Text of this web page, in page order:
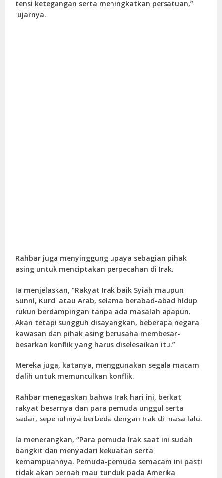
tensi ketegangan serta meningkatkan persatuan,”
ujarnya.
Rahbar juga menyinggung upaya sebagian pihak
asing untuk menciptakan perpecahan di Irak.
Ia menjelaskan, “Rakyat Irak baik Syiah maupun
Sunni, Kurdi atau Arab, selama berabad-abad hidup
rukun berdampingan tanpa ada masalah apapun.
Akan tetapi sungguh disayangkan, beberapa negara
kawasan dan pihak asing berusaha membesar-
besarkan konflik yang harus diselesaikan itu.”
Mereka juga, katanya, menggunakan segala macam
dalih untuk memunculkan konflik.
Rahbar menegaskan bahwa Irak hari ini, berkat
rakyat besarnya dan para pemuda unggul serta
sadar, sepenuhnya berbeda dengan Irak di masa lalu.
Ia menerangkan, “Para pemuda Irak saat ini sudah
bangkit dan menyadari kekuatan serta
kemampuannya. Pemuda-pemuda semacam ini pasti
tidak akan pernah mau tunduk pada Amerika